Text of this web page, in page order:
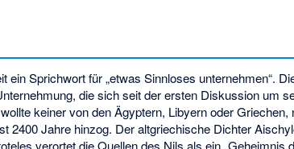
ein Sprichwort für „etwas Sinnloses unternehmen“.
die sich seit der ersten Diskussion um
keiner von den Ägyptern, Libyern oder
2400 Jahre hinzog. Der altgriechische Dichter
verortet die Quellen des Nils als ein „Geheimnis